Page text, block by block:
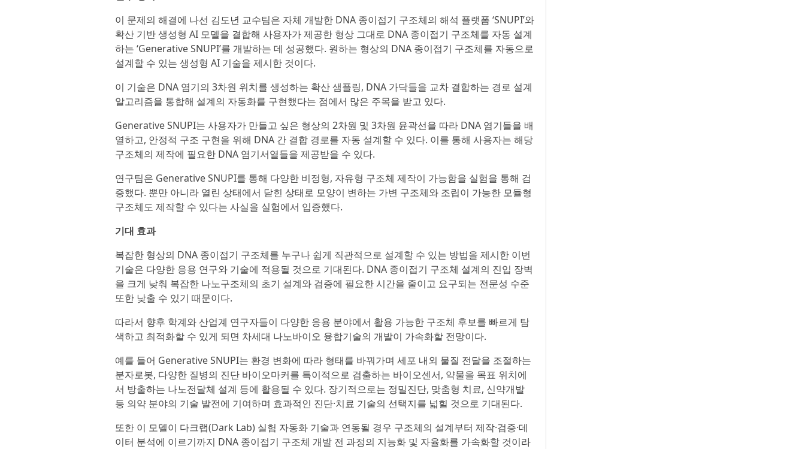
이 문제의 해결에 나선 김도년 교수팀은 자체 개발한 DNA 종이접기 구조체의 해석 플랫폼 ‘SNUPI’와
확산 기반 생성형 AI 모델을 결합해 사용자가 제공한 형상 그대로 DNA 종이접기 구조체를 자동 설계
하는 ‘Generative SNUPI’를 개발하는 데 성공했다. 원하는 형상의 DNA 종이접기 구조체를 자동으로
설계할 수 있는 생성형 AI 기술을 제시한 것이다.
이 기술은 DNA 염기의 3차원 위치를 생성하는 확산 샘플링, DNA 가닥들을 교차 결합하는 경로 설계
알고리즘을 통합해 설계의 자동화를 구현했다는 점에서 많은 주목을 받고 있다.
Generative SNUPI는 사용자가 만들고 싶은 형상의 2차원 및 3차원 윤곽선을 따라 DNA 염기들을 배
열하고, 안정적 구조 구현을 위해 DNA 간 결합 경로를 자동 설계할 수 있다. 이를 통해 사용자는 해당
구조체의 제작에 필요한 DNA 염기서열들을 제공받을 수 있다.
연구팀은 Generative SNUPI를 통해 다양한 비정형, 자유형 구조체 제작이 가능함을 실험을 통해 검
증했다. 뿐만 아니라 열린 상태에서 닫힌 상태로 모양이 변하는 가변 구조체와 조립이 가능한 모듈형
구조체도 제작할 수 있다는 사실을 실험에서 입증했다.
기대 효과
복잡한 형상의 DNA 종이접기 구조체를 누구나 쉽게 직관적으로 설계할 수 있는 방법을 제시한 이번
기술은 다양한 응용 연구와 기술에 적용될 것으로 기대된다. DNA 종이접기 구조체 설계의 진입 장벽
을 크게 낮춰 복잡한 나노구조체의 초기 설계와 검증에 필요한 시간을 줄이고 요구되는 전문성 수준
또한 낮출 수 있기 때문이다.
따라서 향후 학계와 산업계 연구자들이 다양한 응용 분야에서 활용 가능한 구조체 후보를 빠르게 탐
색하고 최적화할 수 있게 되면 차세대 나노바이오 융합기술의 개발이 가속화할 전망이다.
예를 들어 Generative SNUPI는 환경 변화에 따라 형태를 바꿔가며 세포 내외 물질 전달을 조절하는
분자로봇, 다양한 질병의 진단 바이오마커를 특이적으로 검출하는 바이오센서, 약물을 목표 위치에
서 방출하는 나노전달체 설계 등에 활용될 수 있다. 장기적으로는 정밀진단, 맞춤형 치료, 신약개발
등 의약 분야의 기술 발전에 기여하며 효과적인 진단·치료 기술의 선택지를 넓힐 것으로 기대된다.
또한 이 모델이 다크랩(Dark Lab) 실험 자동화 기술과 연동될 경우 구조체의 설계부터 제작·검증·데
이터 분석에 이르기까지 DNA 종이접기 구조체 개발 전 과정의 지능화 및 자율화를 가속화할 것이라